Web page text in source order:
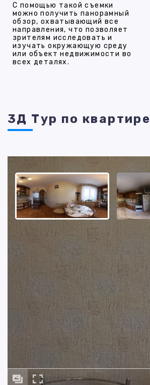
С помощью такой съемки
можно получить панорамный
обзор, охватывающий все
направления, что позволяет
зрителям исследовать и
изучать окружающую среду
или объект недвижимости во
всех деталях.
3Д Тур по квартире